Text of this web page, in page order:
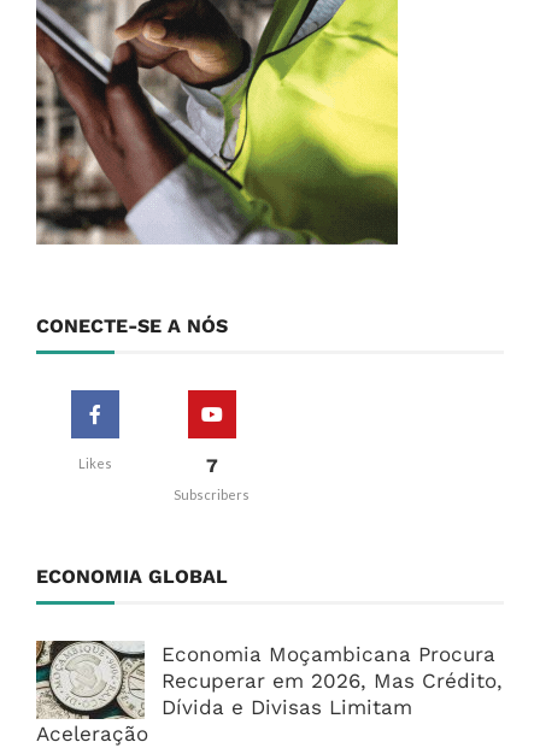
CONECTE-SE A NÓS
Likes 7
Subscribers
ECONOMIA GLOBAL
Economia Moçambicana Procura
Recuperar em 2026, Mas Crédito,
Dívida e Divisas Limitam
Aceleração